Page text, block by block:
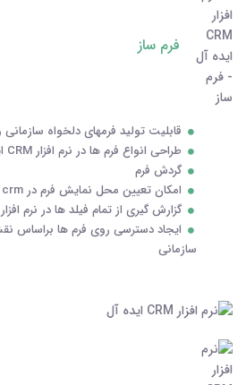
فرم ساز
قابلیت تولید فرمهای دلخواه
طراحی انواع فرم ها در نرم افزار CRM ایده آل
گردش فرم
امکان تعیین محل نمایش فرم در crm
گزارش گیری از تمام فیلد ها در نرم افزار CRM ایده آل
ایجاد دسترسی روی فرم ها براساس
سازمانی